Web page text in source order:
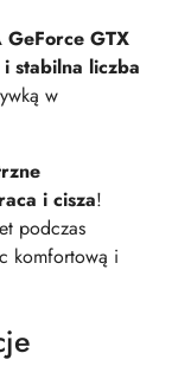
GTX
stabilna liczba
w
i cisza!
podczas
komfortową i